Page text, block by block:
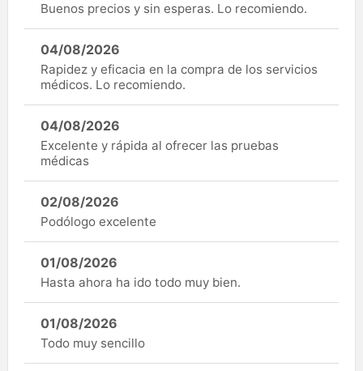
Buenos precios y sin esperas. Lo recomiendo.
04/08/2026
Rapidez y eficacia en la compra de los servicios
médicos. Lo recomiendo.
04/08/2026
Excelente y rápida al ofrecer las pruebas
médicas
02/08/2026
Podólogo excelente
01/08/2026
Hasta ahora ha ido todo muy bien.
01/08/2026
Todo muy sencillo